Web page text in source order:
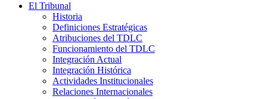
El Tribunal
Historia
Definiciones Estratégicas
Atribuciones del TDLC
Funcionamiento del TDLC
Integración Actual
Integración Histórica
Actividades Institucionales
Relaciones Internacionales